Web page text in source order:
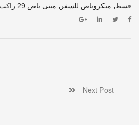
قسط, ميكروباص للسفر , مينى باص 29 راكب
Next Post